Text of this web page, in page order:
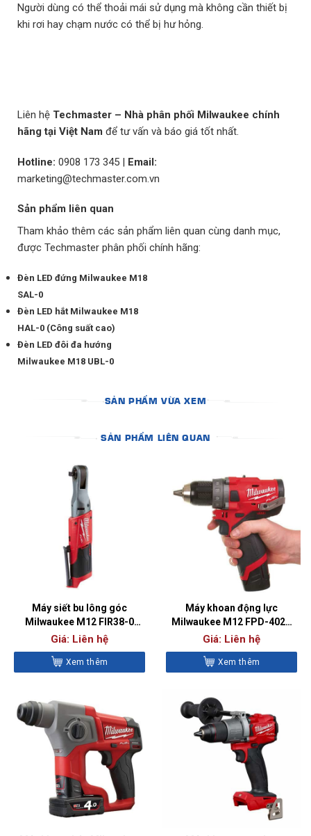
Người dùng có thể thoải mái sử dụng mà không cần thiết bị
khi rơi hay chạm nước có thể bị hư hỏng.
Liên hệ Techmaster – Nhà phân phối Milwaukee chính
hãng tại Việt Nam để tư vấn và báo giá tốt nhất.
Hotline: 0908 173 345 | Email:
marketing@techmaster.com.vn
Sản phẩm liên quan
Tham khảo thêm các sản phẩm liên quan cùng danh mục,
được Techmaster phân phối chính hãng:
Đèn LED đứng Milwaukee M18
SAL-0
Đèn LED hắt Milwaukee M18
HAL-0 (Công suất cao)
Đèn LED đôi đa hướng
Milwaukee M18 UBL-0
SẢN PHẨM VỪA XEM
SẢN PHẨM LIÊN QUAN
Máy siết bu lông góc
Milwaukee M12 FIR38-0
(BARE)
Giá: Liên hệ
Xem thêm
Máy khoan động lực
Milwaukee M12 FPD-402C
(SET)
Giá: Liên hệ
Xem thêm